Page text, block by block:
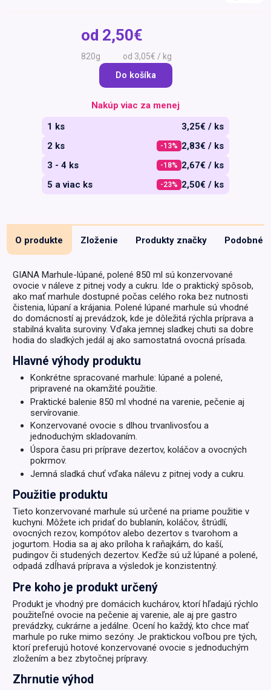
Darčekové
poukazy
Recepty
od 2,50€
820g od 3,05€ / kg
Do košíka
Nakúp viac za menej
1 ks
3,25€ / ks
2 ks
-13% 2,83€ / ks
3 - 4 ks
-18% 2,67€ / ks
5 a viac ks
-23% 2,50€ / ks
O produkte Zloženie Produkty značky Podobné
GIANA Marhule-lúpané, polené 850 ml sú konzervované
ovocie v náleve z pitnej vody a cukru. Ide o praktický spôsob,
ako mať marhule dostupné počas celého roka bez nutnosti
čistenia, lúpaní a krájania. Polené lúpané marhule sú vhodné
do domácností aj prevádzok, kde je dôležitá rýchla príprava a
stabilná kvalita suroviny. Vďaka jemnej sladkej chuti sa dobre
hodia do sladkých jedál aj ako samostatná ovocná prísada.
Hlavné výhody produktu
Konkrétne spracované marhule: lúpané a polené,
pripravené na okamžité použitie.
Praktické balenie 850 ml vhodné na varenie, pečenie aj
servírovanie.
Konzervované ovocie s dlhou trvanlivosťou a
jednoduchým skladovaním.
Úspora času pri príprave dezertov, koláčov a ovocných
pokrmov.
Jemná sladká chuť vďaka nálevu z pitnej vody a cukru.
Použitie produktu
Tieto konzervované marhule sú určené na priame použitie v
kuchyni. Môžete ich pridať do bublanín, koláčov, štrúdlí,
ovocných rezov, kompótov alebo dezertov s tvarohom a
jogurtom. Hodia sa aj ako príloha k raňajkám, do kaší,
pudingov či studených dezertov. Keďže sú už lúpané a polené,
odpadá zdĺhavá príprava a výsledok je konzistentný.
Pre koho je produkt určený
Produkt je vhodný pre domácich kuchárov, ktorí hľadajú rýchlo
použiteľné ovocie na pečenie aj varenie, ale aj pre gastro
prevádzky, cukrárne a jedálne. Ocení ho každý, kto chce mať
marhule po ruke mimo sezóny. Je praktickou voľbou pre tých,
ktorí preferujú hotové konzervované ovocie s jednoduchým
zložením a bez zbytočnej prípravy.
Zhrnutie výhod